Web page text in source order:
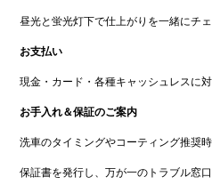
昼光と蛍光灯下で仕上がりを一緒にチェ
お支払い
現金・カード・各種キャッシュレスに
お手入れ＆保証のご案内
洗車のタイミングやコーティング推奨時
保証書を発行し、万が一のトラブル窓口